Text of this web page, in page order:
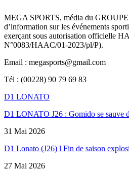
MEGA SPORTS, média du
d’information sur les événements
exerçant sous autorisation officielle
N°0083/HAAC/01-2023/pl/P).
Email : megasports@gmail.com
Tél : (00228) 90 79 69 83
D1 LONATO
D1 LONATO J26 : Gomido se sauve
31 Mai 2026
D1 Lonato (J26) l Fin de saison
27 Mai 2026